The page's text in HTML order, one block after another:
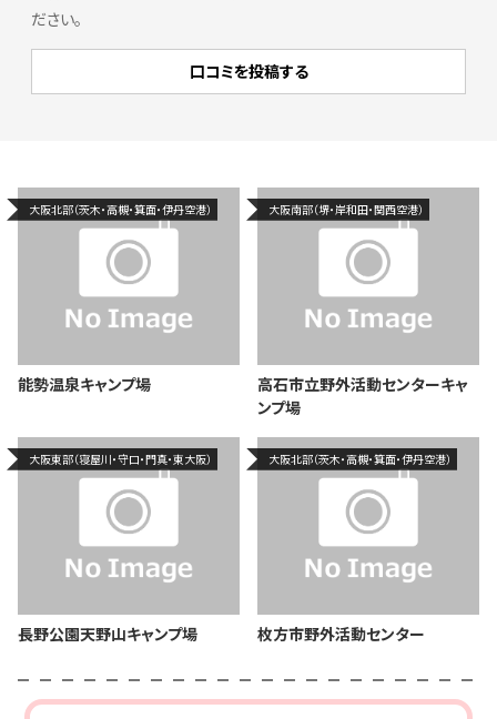
ださい。
大阪北部（茨木・高槻・箕面・伊丹空港）
能勢温泉キャンプ場
大阪南部（堺・岸和田・関西空港）
高石市立野外活動センターキャ
ンプ場
大阪東部（寝屋川・守口・門真・東大阪）
長野公園天野山キャンプ場
大阪北部（茨木・高槻・箕面・伊丹空港）
枚方市野外活動センター